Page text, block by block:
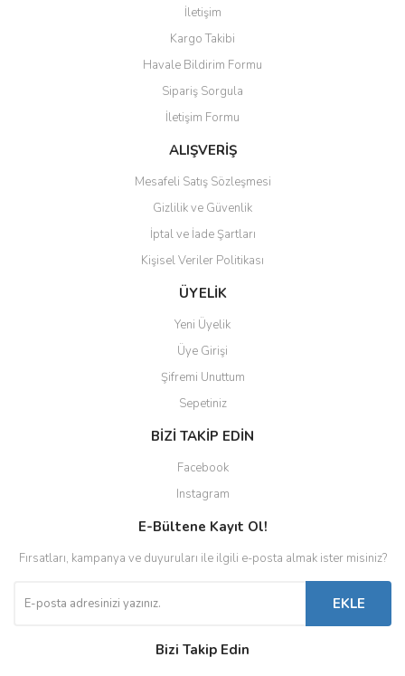
İletişim
Kargo Takibi
Havale Bildirim Formu
Sipariş Sorgula
İletişim Formu
ALIŞVERİŞ
Mesafeli Satış Sözleşmesi
Gizlilik ve Güvenlik
İptal ve İade Şartları
Kişisel Veriler Politikası
ÜYELİK
Yeni Üyelik
Üye Girişi
Şifremi Unuttum
Sepetiniz
BİZİ TAKİP EDİN
Facebook
Instagram
E-Bültene Kayıt Ol!
Fırsatları, kampanya ve duyuruları ile ilgili e-posta almak ister misiniz?
EKLE
Bizi Takip Edin